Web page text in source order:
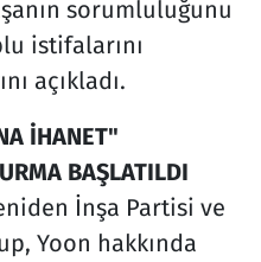
sorumluluğunu
istifalarını
açıkladı.
İHANET"
BAŞLATILDI
İnşa Partisi ve
Yoon hakkında